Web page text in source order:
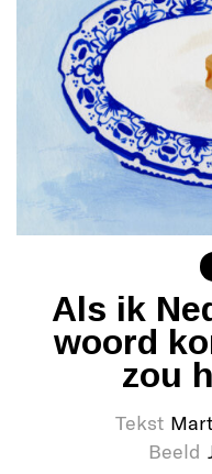
Als ik
woord
zou
Tekst
Beeld